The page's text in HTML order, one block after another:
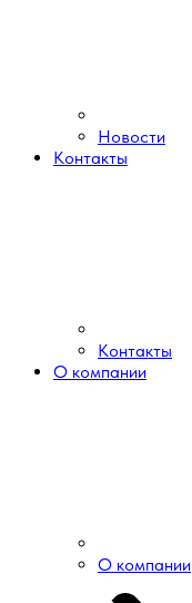
Новости
Контакты
Контакты
О компании
О компании